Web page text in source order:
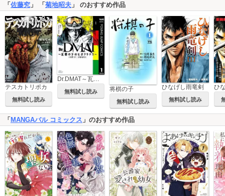
「佐藤究 」 「菊地昭夫 」 のおすすめ作品
テスカトリポカ
無料試し読み
Dr.DMAT～瓦礫の下のヒポクラテス～
無料試し読み 将棋の子
無料試し読み
ひなげし雨竜剣
無料試し読み
「MANGAバル コミックス 」のおすすめ作品